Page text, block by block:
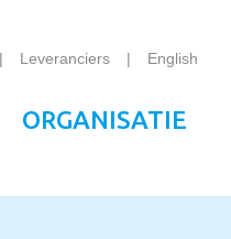
Leveranciers English
ORGANISATIE